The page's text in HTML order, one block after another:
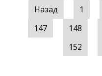
Назад 1
147
148
152